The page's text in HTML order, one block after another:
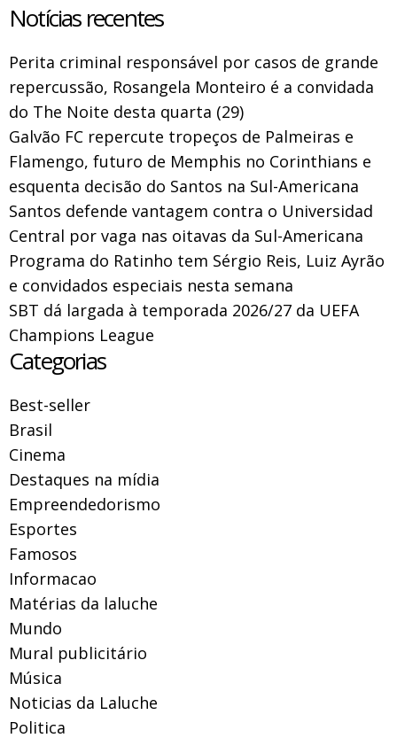
Notícias recentes
Perita criminal responsável por casos de grande
repercussão, Rosangela Monteiro é a convidada
do The Noite desta quarta (29)
Galvão FC repercute tropeços de Palmeiras e
Flamengo, futuro de Memphis no Corinthians e
esquenta decisão do Santos na Sul-Americana
Santos defende vantagem contra o Universidad
Central por vaga nas oitavas da Sul-Americana
Programa do Ratinho tem Sérgio Reis, Luiz Ayrão
e convidados especiais nesta semana
SBT dá largada à temporada 2026/27 da UEFA
Champions League
Categorias
Best-seller
Brasil
Cinema
Destaques na mídia
Empreendedorismo
Esportes
Famosos
Informacao
Matérias da laluche
Mundo
Mural publicitário
Música
Noticias da Laluche
Politica